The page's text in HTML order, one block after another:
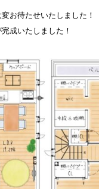
お待たせいたしました！
成いたしました！